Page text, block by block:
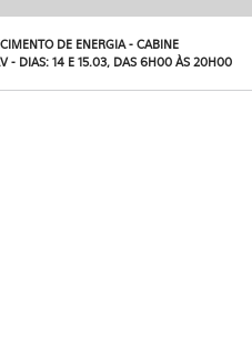
DE ENERGIA - CABINE
- DIAS: 14 E 15.03, DAS 6H00 ÀS 20H00